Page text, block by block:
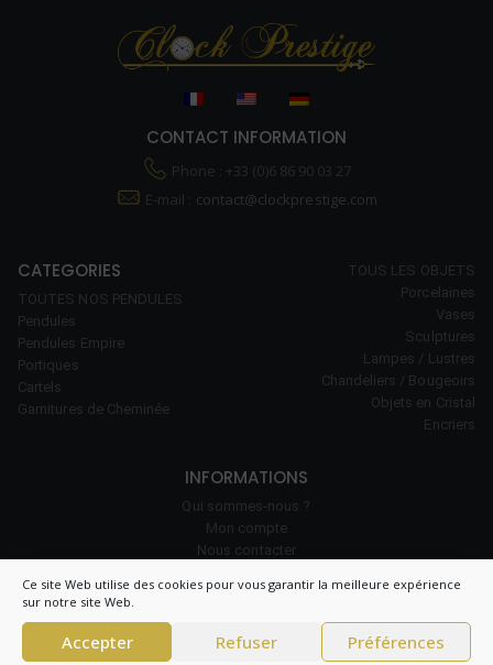
Ce site Web utilise des cookies pour vous garantir la meilleure expérience
sur notre site Web.
Accepter Refuser Préférences
CONTACT INFORMATION
Phone : +33 (0)6 86 90 03 27
E-mail : contact@clockprestige.com
CATEGORIES
TOUTES NOS PENDULES
Pendules
Pendules Empire
Portiques
Cartels
Garnitures de Cheminée
TOUS LES OBJETS
Porcelaines
Vases
Sculptures
Lampes / Lustres
Chandeliers / Bougeoirs
Objets en Cristal
Encriers
INFORMATIONS
Qui sommes-nous ?
Mon compte
Nous contacter
Politique de cookies (UE)